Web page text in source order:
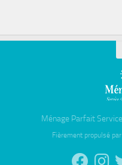
Ménage Parfait
Fièrement propulsé par